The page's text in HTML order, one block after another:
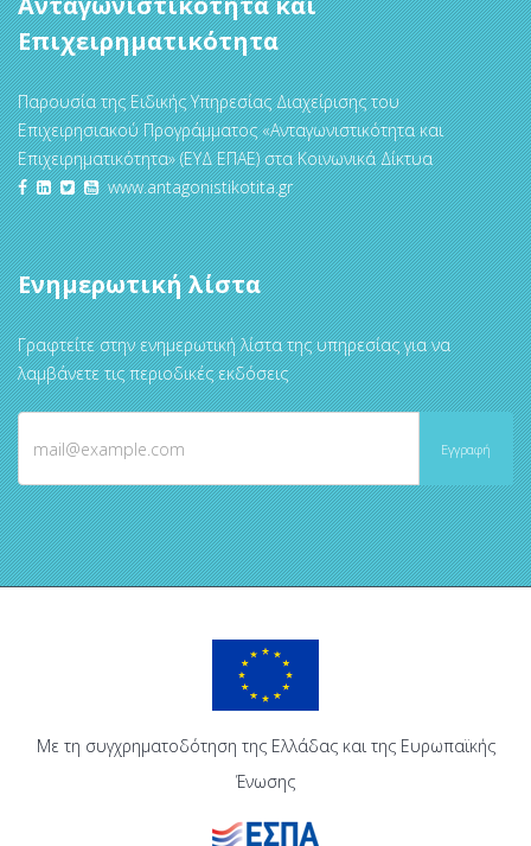
Επιχειρηματικότητα
Παρουσία της Ειδικής Υπηρεσίας Διαχείρισης του
Επιχειρησιακού Προγράμματος «Ανταγωνιστικότητα και
Επιχειρηματικότητα» (ΕΥΔ ΕΠΑΕ) στα Κοινωνικά Δίκτυα
www.antagonistikotita.gr
Ενημερωτική λίστα
Γραφτείτε στην ενημερωτική λίστα της υπηρεσίας για να
λαμβάνετε τις περιοδικές εκδόσεις
Με τη συγχρηματοδότηση της Ελλάδας και της Ευρωπαϊκής
Ένωσης